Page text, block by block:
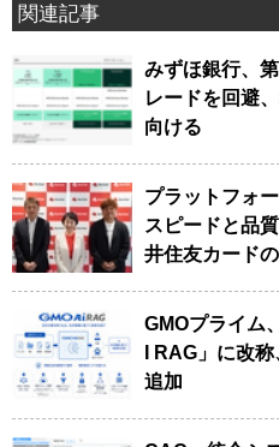
関連記事
みずほ銀行、
レードを回避
向ける
プラットフォ
スピードと品
井住友カード
GMOプライム
I RAG」に改
追加